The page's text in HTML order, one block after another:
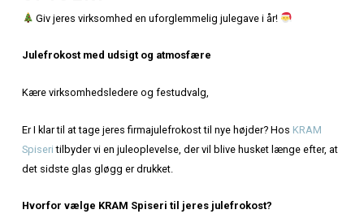
OPLEV DEN ULTIMATIVE
JULEFROKOST HOS KRAM
SPISERI
Giv jeres virksomhed en uforglemmelig julegave i år!